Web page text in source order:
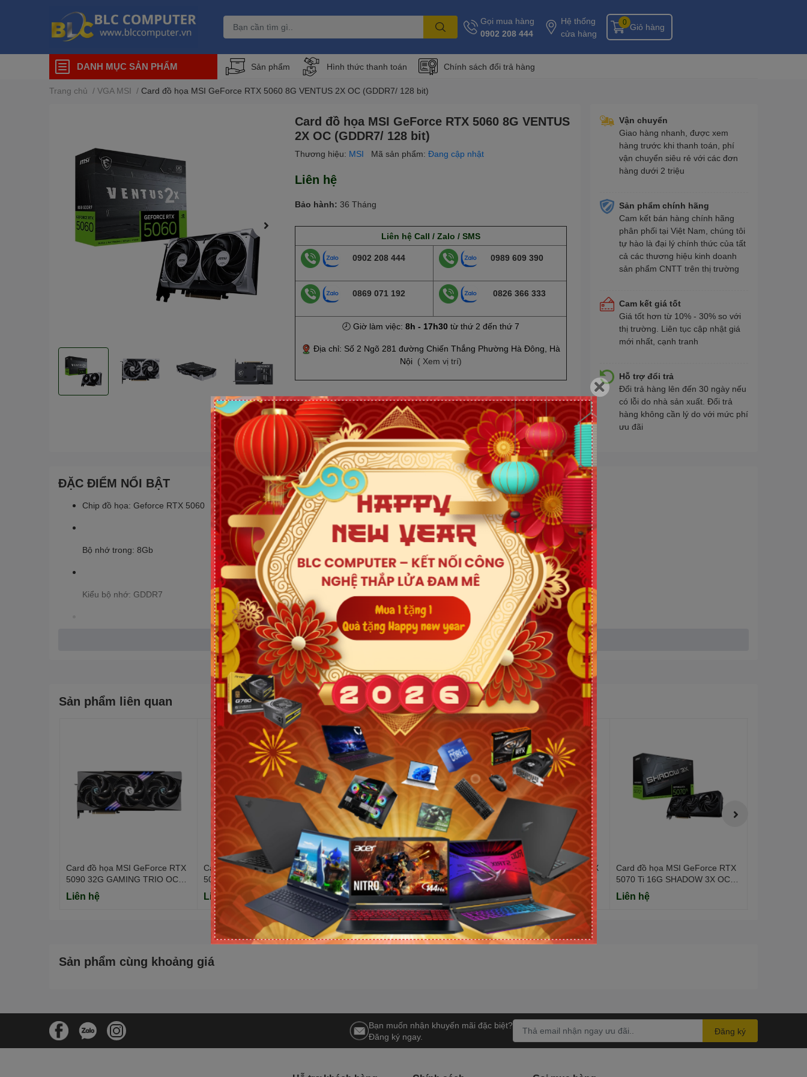
Gọi mua hàng
0902 208 444
Hệ thống
cửa hàng
Giỏ hàng
0
DANH MỤC SẢN PHẨM Sản phẩm Hình thức thanh toán Chính sách đổi trả hàng
Trang chủ / VGA MSI / Card đồ họa MSI GeForce RTX 5060 8G VENTUS 2X OC (GDDR7/ 128 bit)
Card đồ họa MSI GeForce RTX 5060 8G VENTUS
2X OC (GDDR7/ 128 bit)
Thương hiệu: MSI Mã sản phẩm:Đang cập nhật
Liên hệ
Bảo hành: 36 Tháng
Liên hệ Call / Zalo / SMS
0902 208 444 0989 609 390
0869 071 192 0826 366 333
🕗 Giờ làm việc:8h - 17h30 từ thứ 2 đến thứ 7
Địa chỉ: Số 2 Ngõ 281 đường Chiến Thắng Phường Hà Đông, Hà
Nội ( Xem vị trí)
Vận chuyển
Giao hàng nhanh, được xem
hàng trước khi thanh toán, phí
vận chuyển siêu rẻ với các đơn
hàng dưới 2 triệu
Sản phẩm chính hãng
Cam kết bán hàng chính hãng
phân phối tại Việt Nam, chúng tôi
tự hào là đại lý chính thức của tất
cả các thương hiệu kinh doanh
sản phẩm CNTT trên thị trường
Cam kết giá tốt
Giá tốt hơn từ 10% - 30% so với
thị trường. Liên tục cập nhật giá
mới nhất, cạnh tranh
Hỗ trợ đổi trả
Đổi trả hàng lên đến 30 ngày nếu
có lỗi do nhà sản xuất. Đổi trả
hàng không cần lý do với mức phí
ưu đãi
ĐẶC ĐIỂM NỔI BẬT
Chip đồ họa: Geforce RTX 5060
Bộ nhớ trong: 8Gb
Kiểu bộ nhớ: GDDR7
Engine Clock: Extreme Performance: 2535 MHz (MSI Center)
Boost: 2527 MHz
CUDA Core: 3840 Units
Xem thêm
Sản phẩm liên quan
Card đồ họa MSI GeForce RTX
5090 32G GAMING TRIO OC
(GDDR7/ 512 bit)
Liên hệ
Card đồ họa MSI GeForce RTX
5090 32G VANGUARD SOC
(GDDR7/ 512 bit)
Liên hệ
Card đồ họa MSI GeForce RTX
5070 Ti 16G GAMING TRIO OC
(GDDR7/ 256 bit)
Liên hệ
Card đồ họa MSI GeForce RTX
5070 Ti 16G VENTUS 3X OC
(GDDR7/ 256 bit)
Liên hệ
Card đồ họa MSI GeForce RTX
5070 Ti 16G SHADOW 3X OC
(GDDR7/ 256 bit)
Liên hệ
Sản phẩm cùng khoảng giá
Bạn muốn nhận khuyến mãi đặc biệt?
Đăng ký ngay.
Đăng ký